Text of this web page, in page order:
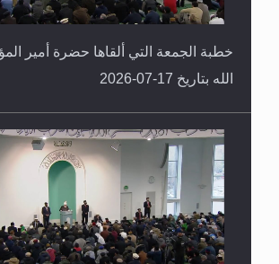
خطبة الجمعة التي ألقاها حضرة أمير
الله بتاريخ 17-07-2026